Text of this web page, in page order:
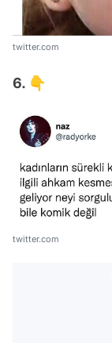
twitter.com
6. 👇
twitter.com